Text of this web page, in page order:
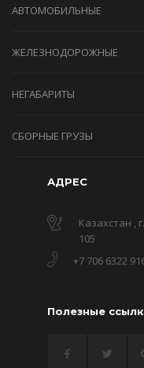
АВТОМОБИЛЬНЫЕ
ЖЕЛЕЗНОДОРОЖНЫЕ
НЕГАБАРИТЫ
СБОРНЫЕ ГРУЗЫ
АДРЕС
Казахстан ,
105
+7 706 6322
Полезные